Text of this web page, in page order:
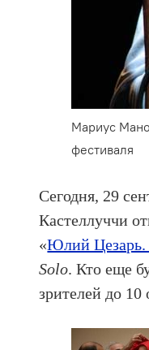
Мариус
фестиваля
Сегодня, 29
Кастеллуччи
«Юлий
Solo. Кто еще
зрителей до 10